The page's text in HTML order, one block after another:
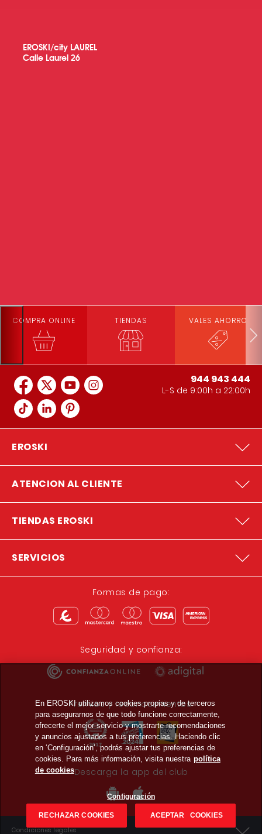
EROSKI/city LAUREL
Calle Laurel 26
COMPRA ONLINE TIENDAS VALES AHORRO
944 943 444
L-S de 9:00h a 22:00h
EROSKI
ATENCION AL CLIENTE
TIENDAS EROSKI
SERVICIOS
Formas de pago:
Seguridad y confianza:
Premios y reconocimientos:
Descarga la app del club
Condiciones legales
En EROSKI utilizamos cookies propias y de terceros
para asegurarnos de que todo funcione correctamente,
ofrecerte el mejor servicio y mostrarte recomendaciones
y anuncios ajustados a tus preferencias. Haciendo clic
en ‘Configuración’, podrás ajustar tus preferencias de
cookies. Para más información, visita nuestra política
de cookies
Configuración
RECHAZAR COOKIES ACEPTAR COOKIES